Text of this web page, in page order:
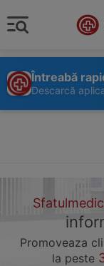
Întreabă
Descarcă
Promoveaza
la peste